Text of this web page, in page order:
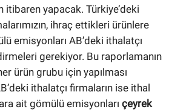
itibaren yapacak. Türkiye’deki
ihraç ettikleri ürünlere
emisyonları AB’deki ithalatçı
gerekiyor. Bu raporlamanın
ürün grubu için yapılması
ithalatçı firmaların ise ithal
ait gömülü emisyonları çeyrek